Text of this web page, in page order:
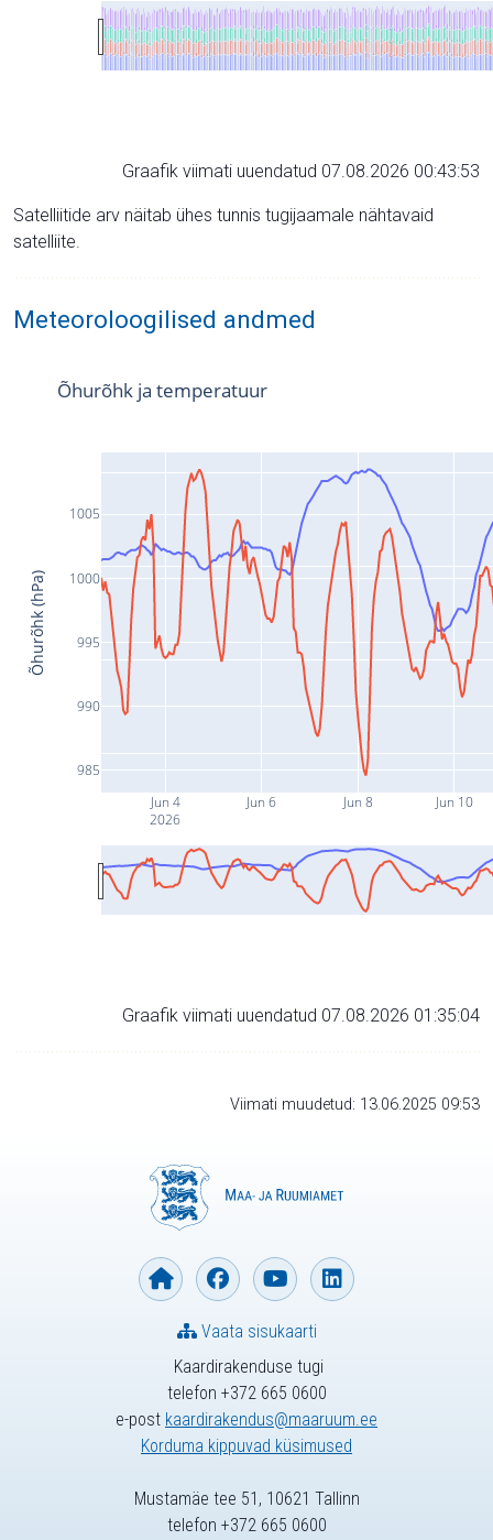
Graafik viimati uuendatud 07.08.2026 00:43:53
Satelliitide arv näitab ühes tunnis tugijaamale nähtavaid
satelliite.
Meteoroloogilised andmed
Jun 4
2026
Jun 6 Jun 8 Jun 10
985
990
995
1000
1005
Õhurõhk ja temperatuur
Õhurõhk (hPa)
Graafik viimati uuendatud 07.08.2026 01:35:04
Viimati muudetud: 13.06.2025 09:53
Kaardirakenduse tugi
telefon +372 665 0600
e-post kaardirakendus@maaruum.ee
Korduma kippuvad küsimused
Vaata sisukaarti
Mustamäe tee 51, 10621 Tallinn
telefon +372 665 0600